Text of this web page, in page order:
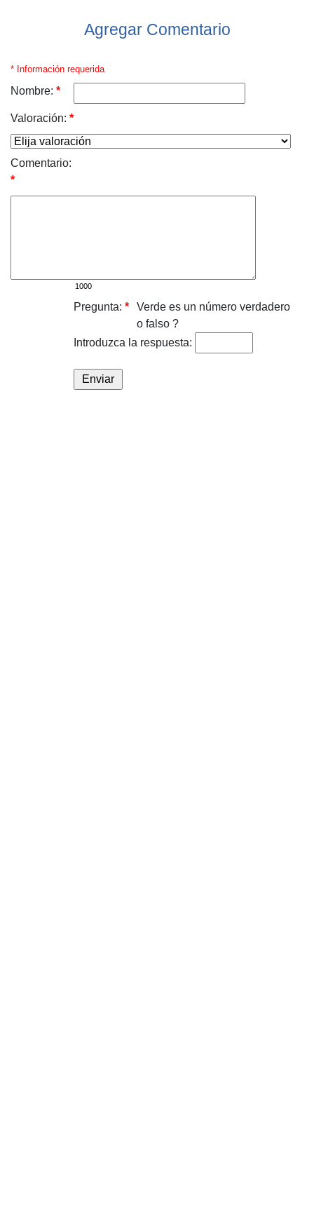
Agregar Comentario
* Información requerida
Nombre: *
Valoración: *
Comentario:
*
Pregunta: *
Verde es un número verdadero
o falso ?
Introduzca la respuesta: